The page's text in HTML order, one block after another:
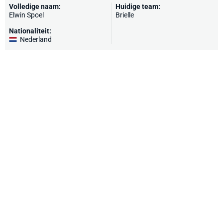
Volledige naam:
Elwin Spoel
Nationaliteit:
Nederland
Huidige team:
Brielle